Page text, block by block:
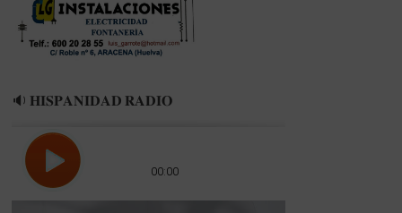
🔉 𝐇𝐈𝐒𝐏𝐀𝐍𝐈𝐃𝐀𝐃 𝐑𝐀𝐃𝐈𝐎